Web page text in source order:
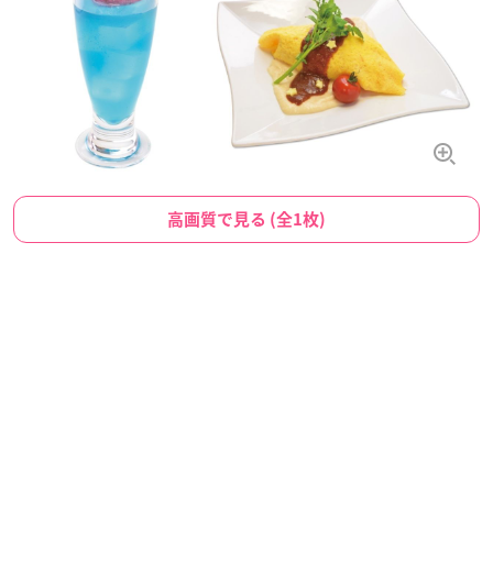
高画質で見る (全1枚)